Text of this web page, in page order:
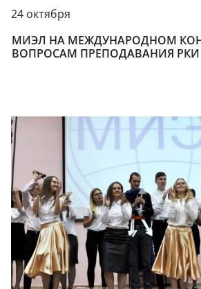
24 октября
МИЭЛ НА МЕЖДУНАРОДНОМ
ВОПРОСАМ ПРЕПОДАВАНИЯ РКИ